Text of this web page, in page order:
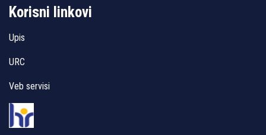
Korisni linkovi
Upis
URC
Veb servisi